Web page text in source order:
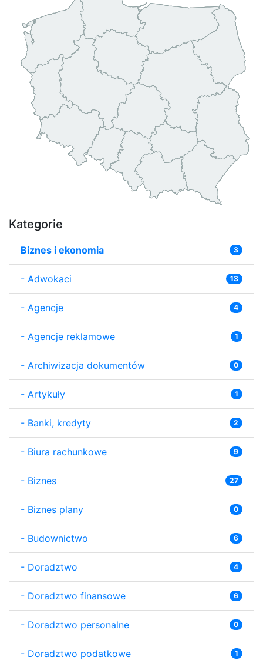
Kategorie
Biznes i ekonomia 3
- Adwokaci 13
- Agencje 4
- Agencje reklamowe 1
- Archiwizacja dokumentów 0
- Artykuły 1
- Banki, kredyty 2
- Biura rachunkowe 9
- Biznes 27
- Biznes plany 0
- Budownictwo 6
- Doradztwo 4
- Doradztwo finansowe 6
- Doradztwo personalne 0
- Doradztwo podatkowe 1